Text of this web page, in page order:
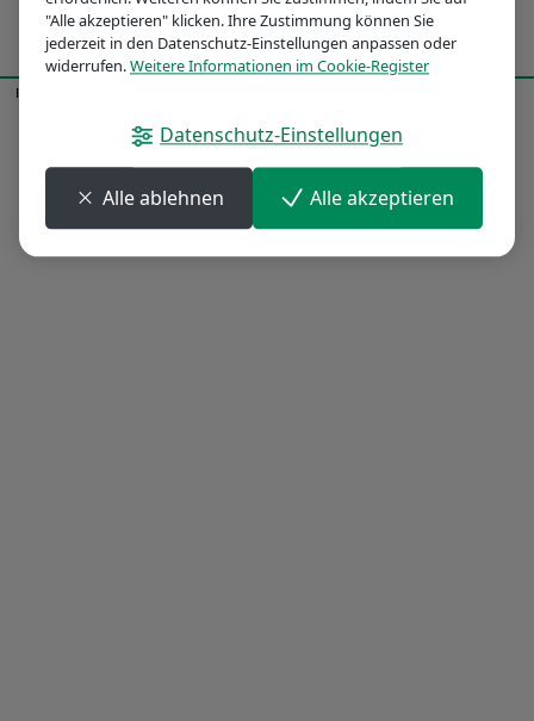
"Alle akzeptieren" klicken. Ihre Zustimmung können Sie
jederzeit in den Datenschutz-Einstellungen anpassen oder
widerrufen.Weitere Informationen im Cookie-Register
Datenschutz-Einstellungen
Alle ablehnen Alle akzeptieren